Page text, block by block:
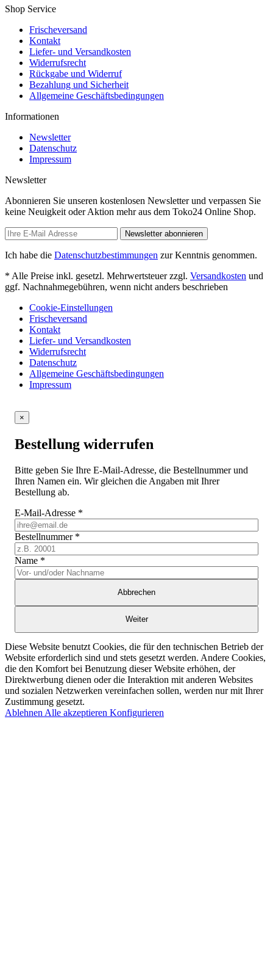
Shop Service
Frischeversand
Kontakt
Liefer- und Versandkosten
Widerrufsrecht
Rückgabe und Widerruf
Bezahlung und Sicherheit
Allgemeine Geschäftsbedingungen
Informationen
Newsletter
Datenschutz
Impressum
Newsletter
Abonnieren Sie unseren kostenlosen Newsletter und verpassen Sie
keine Neuigkeit oder Aktion mehr aus dem Toko24 Online Shop.
Newsletter abonnieren
Ich habe die Datenschutzbestimmungen zur Kenntnis genommen.
* Alle Preise inkl. gesetzl. Mehrwertsteuer zzgl. Versandkosten und
ggf. Nachnahmegebühren, wenn nicht anders beschrieben
Cookie-Einstellungen
Frischeversand
Kontakt
Liefer- und Versandkosten
Widerrufsrecht
Datenschutz
Allgemeine Geschäftsbedingungen
Impressum
×
Bestellung widerrufen
Bitte geben Sie Ihre E-Mail-Adresse, die Bestellnummer und
Ihren Namen ein. Wir gleichen die Angaben mit Ihrer
Bestellung ab.
E-Mail-Adresse *
Bestellnummer *
Name *
Abbrechen
Weiter
Diese Website benutzt Cookies, die für den technischen Betrieb der
Website erforderlich sind und stets gesetzt werden. Andere Cookies,
die den Komfort bei Benutzung dieser Website erhöhen, der
Direktwerbung dienen oder die Interaktion mit anderen Websites
und sozialen Netzwerken vereinfachen sollen, werden nur mit Ihrer
Zustimmung gesetzt.
Ablehnen Alle akzeptieren Konfigurieren